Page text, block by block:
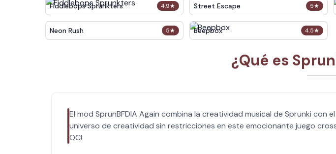
4.9★
Fiddlebops Sprunkters 5★
Street Escape
5★
Neon Rush 4.5★
Beepbox
¿Qué es
El mod SprunBFDIA Again combina la creatividad musical de Sprunki
universo de creatividad sin restricciones en este emocionante juego
OC!